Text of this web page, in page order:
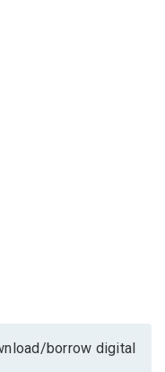
borrow digital